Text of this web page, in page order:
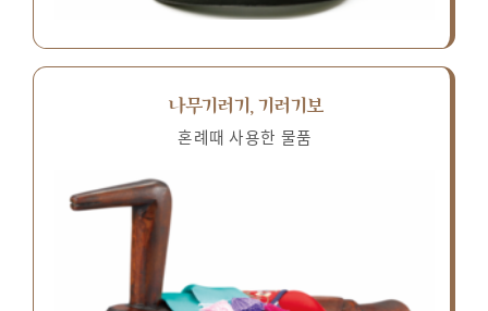
나무기러기, 기러기보
혼례때 사용한 물품